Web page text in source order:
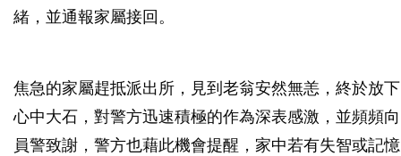
緒，並通報家屬接回。
焦急的家屬趕抵派出所，見到老翁安然無恙，終於放下
心中大石，對警方迅速積極的作為深表感激，並頻頻向
員警致謝，警方也藉此機會提醒，家中若有失智或記憶